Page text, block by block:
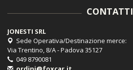
CONTATTI
JONESTI SRL
Sede Operativa/Destinazione merce:
Via Trentino, 8/A - Padova 35127
049 8790081